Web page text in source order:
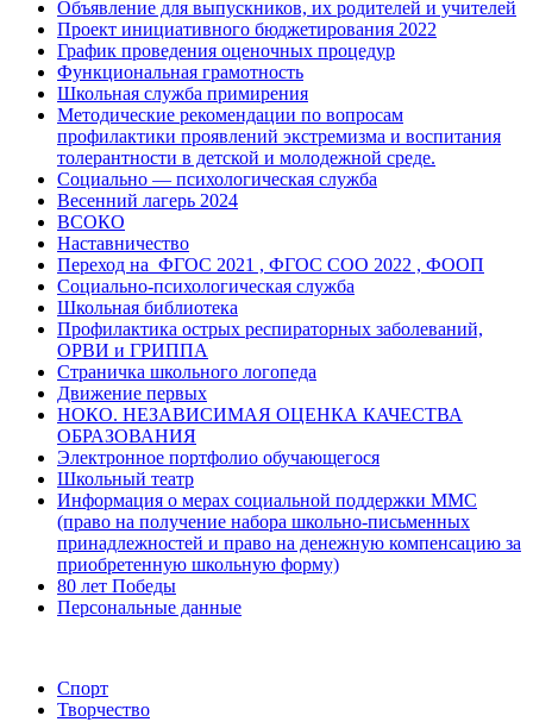
Объявление для выпускников, их родителей и учителей
Проект инициативного бюджетирования 2022
График проведения оценочных процедур
Функциональная грамотность
Школьная служба примирения
Методические рекомендации по вопросам
профилактики проявлений экстремизма и воспитания
толерантности в детской и молодежной среде.
Социально — психологическая служба
Весенний лагерь 2024
ВСОКО
Наставничество
Переход на ФГОС 2021 , ФГОС СОО 2022 , ФООП
Социально-психологическая служба
Школьная библиотека
Профилактика острых респираторных заболеваний,
ОРВИ и ГРИППА
Страничка школьного логопеда
Движение первых
НОКО. НЕЗАВИСИМАЯ ОЦЕНКА КАЧЕСТВА
ОБРАЗОВАНИЯ
Электронное портфолио обучающегося
Школьный театр
Информация о мерах социальной поддержки ММС
(право на получение набора школьно-письменных
принадлежностей и право на денежную компенсацию за
приобретенную школьную форму)
80 лет Победы
Персональные данные
Спорт
Творчество